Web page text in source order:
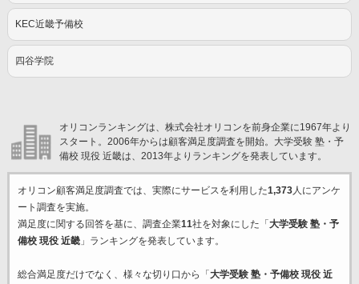
KEC近畿予備校
四谷学院
オリコンランキングは、株式会社オリコンを前身企業に1967年より
スタート。2006年からは顧客満足度調査を開始。大学受験 塾・予
備校 現役 近畿は、2013年よりランキングを発表しています。
オリコン顧客満足度調査では、実際にサービスを利用した1,373人にアンケ
ート調査を実施。
満足度に関する回答を基に、調査企業11社を対象にした「 大学受験 塾・予
備校 現役 近畿」ランキングを発表しています。
総合満足度だけでなく、様々な切り口から「 大学受験 塾・予備校 現役 近